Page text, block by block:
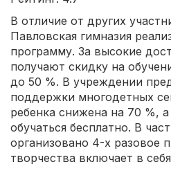
В отличие от других
Павловская гимназия
программу. За высокие
получают скидку на
до 50 %. В учреждении
поддержки многодетных
ребенка снижена на 70 %,
обучаться бесплатно. В
организовано 4-х разовое
творчества включает в